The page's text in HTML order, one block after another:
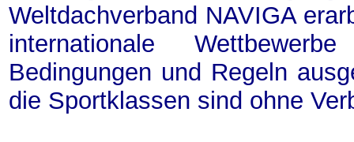
Weltdachverband NAVIGA
internationale
Bedingungen und Regeln
die Sportklassen sind ohne